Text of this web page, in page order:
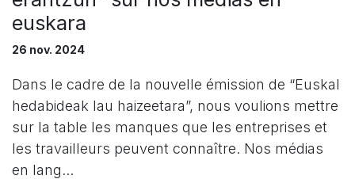
euskara
26 nov. 2024
Dans le cadre de la nouvelle émission de “Euskal
hedabideak lau haizeetara”, nous voulions mettre
sur la table les manques que les entreprises et
les travailleurs peuvent connaître. Nos médias
en lang...